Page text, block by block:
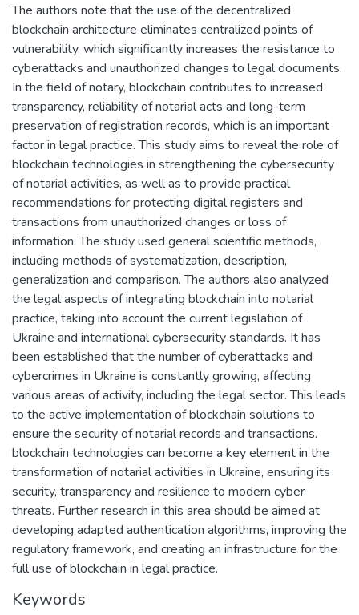
The authors note that the use of the decentralized
blockchain architecture eliminates centralized points of
vulnerability, which significantly increases the resistance to
cyberattacks and unauthorized changes to legal documents.
In the field of notary, blockchain contributes to increased
transparency, reliability of notarial acts and long-term
preservation of registration records, which is an important
factor in legal practice. This study aims to reveal the role of
blockchain technologies in strengthening the cybersecurity
of notarial activities, as well as to provide practical
recommendations for protecting digital registers and
transactions from unauthorized changes or loss of
information. The study used general scientific methods,
including methods of systematization, description,
generalization and comparison. The authors also analyzed
the legal aspects of integrating blockchain into notarial
practice, taking into account the current legislation of
Ukraine and international cybersecurity standards. It has
been established that the number of cyberattacks and
cybercrimes in Ukraine is constantly growing, affecting
various areas of activity, including the legal sector. This leads
to the active implementation of blockchain solutions to
ensure the security of notarial records and transactions.
blockchain technologies can become a key element in the
transformation of notarial activities in Ukraine, ensuring its
security, transparency and resilience to modern cyber
threats. Further research in this area should be aimed at
developing adapted authentication algorithms, improving the
regulatory framework, and creating an infrastructure for the
full use of blockchain in legal practice.
Keywords